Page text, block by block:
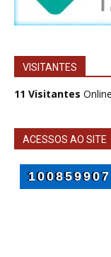
VISITANTES
11 Visitantes Online
ACESSOS AO SITE